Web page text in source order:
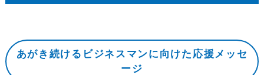
あがき続けるビジネスマンに向けた応援メッセ
ージ